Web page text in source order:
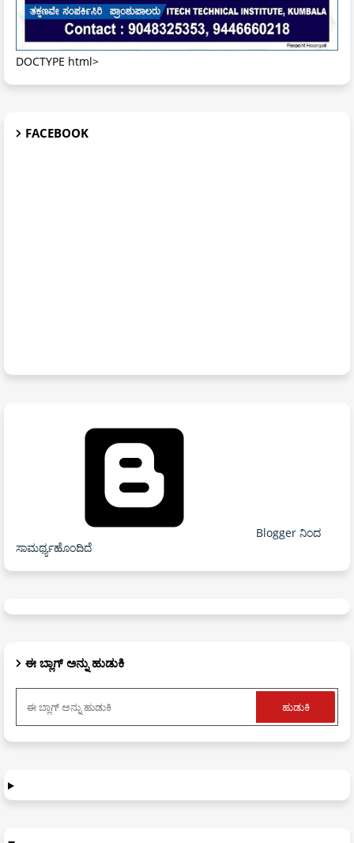
DOCTYPE html>
FACEBOOK
Blogger ನಿಂದ
ಸಾಮರ್ಥ್ಯಹೊಂದಿದೆ
ಈ ಬ್ಲಾಗ್ ಅನ್ನು ಹುಡುಕಿ